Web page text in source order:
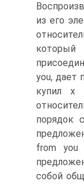
из его
you, дает
купил
порядок
from you
собой